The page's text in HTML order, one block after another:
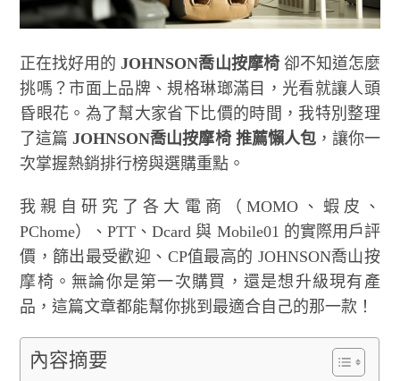
正在找好用的JOHNSON喬山按摩椅卻不知道怎麼
挑嗎？市面上品牌、規格琳瑯滿目，光看就讓人頭
昏眼花。為了幫大家省下比價的時間，我特別整理
了這篇JOHNSON喬山按摩椅 推薦懶人包，讓你一
次掌握熱銷排行榜與選購重點。
我親自研究了各大電商（MOMO、蝦皮、
PChome）、PTT、Dcard 與 Mobile01 的實際用戶評
價，篩出最受歡迎、CP值最高的 JOHNSON喬山按
摩椅。無論你是第一次購買，還是想升級現有產
品，這篇文章都能幫你挑到最適合自己的那一款！
內容摘要